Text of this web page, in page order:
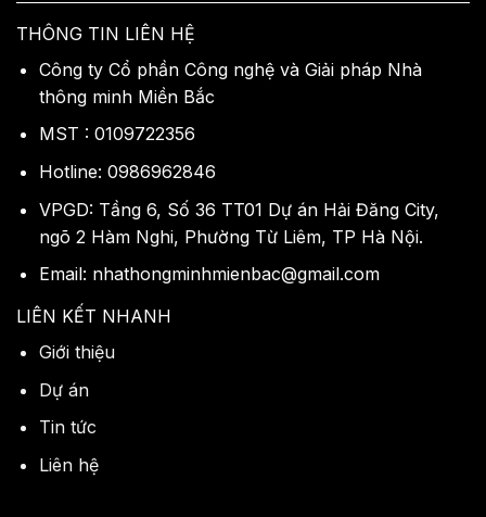
THÔNG TIN LIÊN HỆ
Công ty Cổ phần Công nghệ và Giải pháp Nhà
thông minh Miền Bắc
MST : 0109722356
Hotline: 0986962846
VPGD: Tầng 6, Số 36 TT01 Dự án Hải Đăng City,
ngõ 2 Hàm Nghi, Phường Từ Liêm, TP Hà Nội.
Email: nhathongminhmienbac@gmail.com
LIÊN KẾT NHANH
Giới thiệu
Dự án
Tin tức
Liên hệ